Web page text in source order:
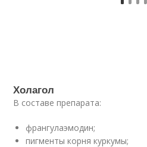
Холагол
В составе препарата:
франгулаэмодин;
пигменты корня куркумы;